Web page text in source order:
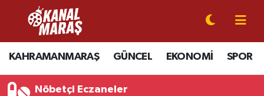
KAHRAMANMARAŞ GÜNCEL EKONOMİ SPOR
Nöbetçi Eczaneler
CANLI YAYIN
KAHRAMANMARAŞ
Kahramanmaraş Nöbetçi Eczaneler
Kahramanmaraş Hava Durumu